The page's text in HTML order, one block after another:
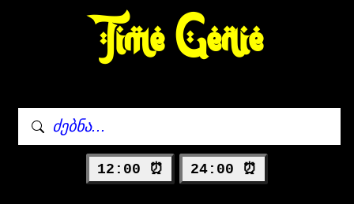
Time Genie
12:00 ⏰ 24:00 ⏰